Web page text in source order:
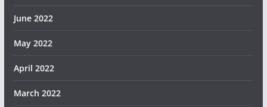
June 2022
May 2022
April 2022
March 2022